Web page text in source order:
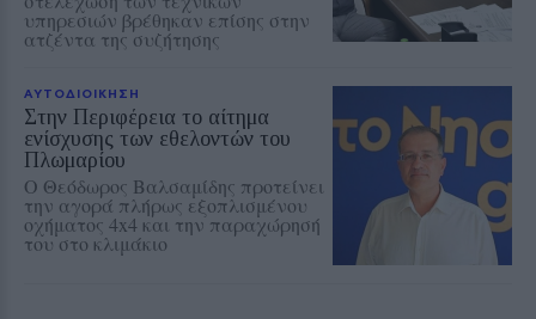
υπηρεσιών βρέθηκαν επίσης στην
ατζέντα της συζήτησης
ΑΥΤΟΔΙΟΙΚΗΣΗ
Στην Περιφέρεια το αίτημα
ενίσχυσης των εθελοντών του
Πλωμαρίου
Ο Θεόδωρος Βαλσαμίδης προτείνει
την αγορά πλήρως εξοπλισμένου
οχήματος 4x4 και την παραχώρησή
του στο κλιμάκιο